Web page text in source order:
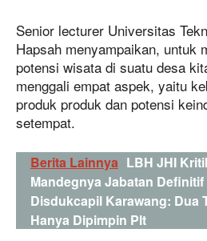
Senior lecturer Universitas
Hapsah menyampaikan, untuk
potensi wisata di suatu desa
menggali empat aspek, yaitu
produk produk dan potensi
setempat.
Berita Lainnya LBH JHI
Mandegnya Jabatan Definitif
Disdukcapil Karawang: Dua
Hanya Dipimpin Plt